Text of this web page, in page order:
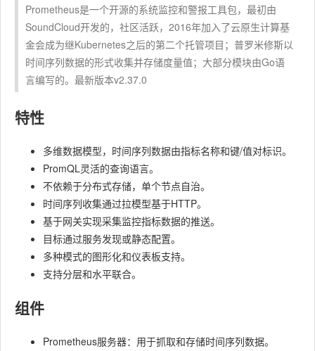
Prometheus是一个开源的系统监控和警报工具包，最初由
SoundCloud开发的，社区活跃，2016年加入了云原生计算基
金会成为继Kubernetes之后的第二个托管项目；普罗米修斯以
时间序列数据的形式收集并存储度量值；大部分模块由Go语
言编写的。最新版本v2.37.0
特性
多维数据模型，时间序列数据由指标名称和键/值对标识。
PromQL灵活的查询语言。
不依赖于分布式存储，单个节点自治。
时间序列收集通过拉模型基于HTTP。
基于网关实现采集监控指标数据的推送。
目标通过服务发现或静态配置。
多种模式的图形化和仪表板支持。
支持分层和水平联合。
组件
Prometheus服务器：用于抓取和存储时间序列数据。